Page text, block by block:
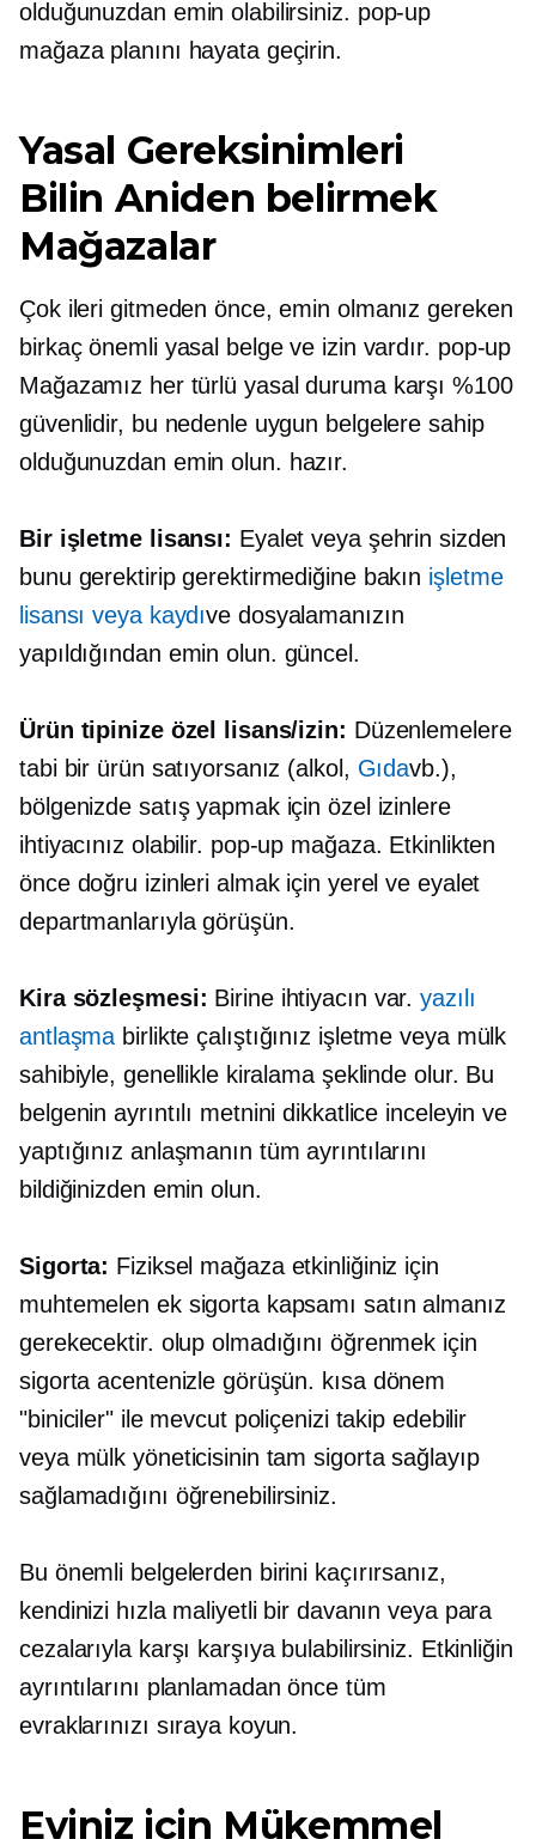
olduğunuzdan emin olabilirsiniz. pop-up
mağaza planını hayata geçirin.
Yasal Gereksinimleri
Bilin Aniden belirmek
Mağazalar
Çok ileri gitmeden önce, emin olmanız gereken
birkaç önemli yasal belge ve izin vardır. pop-up
Mağazamız her türlü yasal duruma karşı %100
güvenlidir, bu nedenle uygun belgelere sahip
olduğunuzdan emin olun. hazır.
Bir işletme lisansı: Eyalet veya şehrin sizden
bunu gerektirip gerektirmediğine bakın işletme
lisansı veya kaydıve dosyalamanızın
yapıldığından emin olun. güncel.
Ürün tipinize özel lisans/izin: Düzenlemelere
tabi bir ürün satıyorsanız (alkol, Gıdavb.),
bölgenizde satış yapmak için özel izinlere
ihtiyacınız olabilir. pop-up mağaza. Etkinlikten
önce doğru izinleri almak için yerel ve eyalet
departmanlarıyla görüşün.
Kira sözleşmesi: Birine ihtiyacın var.yazılı
antlaşma birlikte çalıştığınız işletme veya mülk
sahibiyle, genellikle kiralama şeklinde olur. Bu
belgenin ayrıntılı metnini dikkatlice inceleyin ve
yaptığınız anlaşmanın tüm ayrıntılarını
bildiğinizden emin olun.
Sigorta: Fiziksel mağaza etkinliğiniz için
muhtemelen ek sigorta kapsamı satın almanız
gerekecektir. olup olmadığını öğrenmek için
sigorta acentenizle görüşün. kısa dönem
"biniciler" ile mevcut poliçenizi takip edebilir
veya mülk yöneticisinin tam sigorta sağlayıp
sağlamadığını öğrenebilirsiniz.
Bu önemli belgelerden birini kaçırırsanız,
kendinizi hızla maliyetli bir davanın veya para
cezalarıyla karşı karşıya bulabilirsiniz. Etkinliğin
ayrıntılarını planlamadan önce tüm
evraklarınızı sıraya koyun.
Eviniz için Mükemmel